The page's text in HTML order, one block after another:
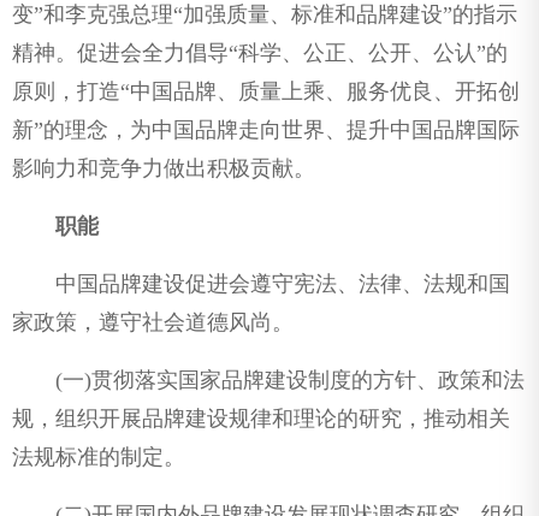
变”和李克强总理“加强质量、标准和品牌建设”的指示
精神。促进会全力倡导“科学、公正、公开、公认”的
原则，打造“中国品牌、质量上乘、服务优良、开拓创
新”的理念，为中国品牌走向世界、提升中国品牌国际
影响力和竞争力做出积极贡献。
职能
中国品牌建设促进会遵守宪法、法律、法规和国
家政策，遵守社会道德风尚。
(一)贯彻落实国家品牌建设制度的方针、政策和法
规，组织开展品牌建设规律和理论的研究，推动相关
法规标准的制定。